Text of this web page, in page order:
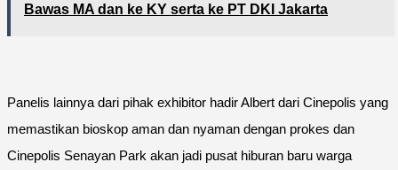
Bawas MA dan ke KY serta ke PT DKI Jakarta
Panelis lainnya dari pihak exhibitor hadir Albert dari Cinepolis yang
memastikan bioskop aman dan nyaman dengan prokes dan
Cinepolis Senayan Park akan jadi pusat hiburan baru warga